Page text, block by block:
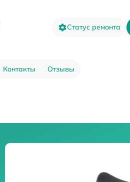
Статус ремонта
Контакты Отзывы